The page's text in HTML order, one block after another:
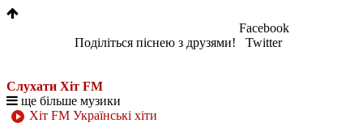
Поділіться піснею з друзями!
Facebook
Twitter
Слухати Хіт FM
ще більше музики
Хіт FM Українські хіти